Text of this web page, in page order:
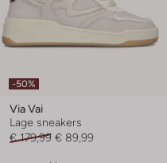
-50%
Via Vai
Lage sneakers
€ 179,99 € 89,99